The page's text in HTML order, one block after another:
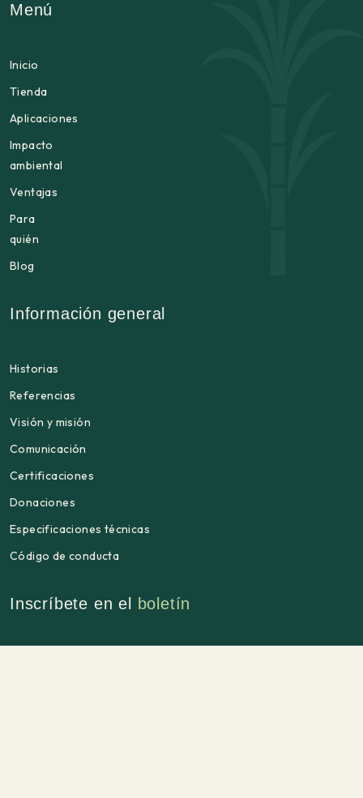
Menú
Inicio
Tienda
Aplicaciones
Impacto
ambiental
Ventajas
Para
quién
Blog
Información general
Historias
Referencias
Visión y misión
Comunicación
Certificaciones
Donaciones
Especificaciones técnicas
Código de conducta
Inscríbete en el boletín